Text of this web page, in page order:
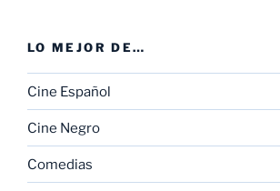
LO MEJOR DE…
Cine Español
Cine Negro
Comedias